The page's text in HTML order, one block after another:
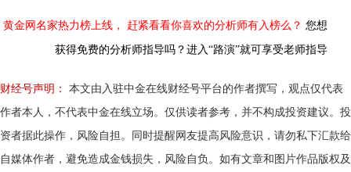
黄金网名家热力榜上线， 赶紧看看你喜欢的分析师有入榜么？ 您想
获得免费的分析师指导吗？进入“路演”就可享受老师指导
财经号声明：
本文由入驻中金在线财经号平台的作者撰写，观点仅代表
作者本人，不代表中金在线立场。仅供读者参考，并不构成投资建议。投
资者据此操作，风险自担。同时提醒网友提高风险意识，请勿私下汇款给
自媒体作者，避免造成金钱损失，风险自负。如有文章和图片作品版权及